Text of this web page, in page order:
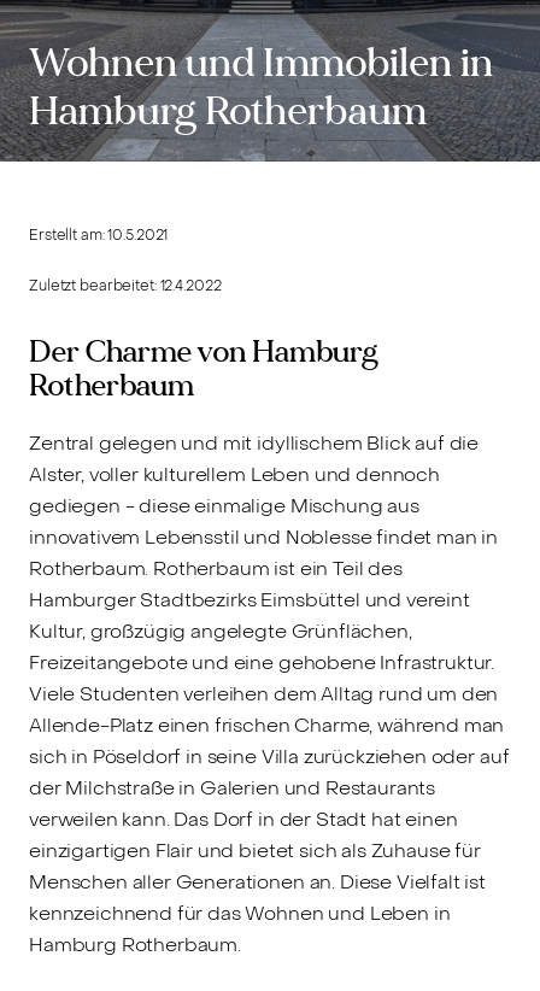
Wohnen und Immobilen in
Hamburg Rotherbaum
Erstellt am:10.5.2021
Zuletzt bearbeitet:12.4.2022
Der Charme von Hamburg
Rotherbaum
Zentral gelegen und mit idyllischem Blick auf die
Alster, voller kulturellem Leben und dennoch
gediegen - diese einmalige Mischung aus
innovativem Lebensstil und Noblesse findet man in
Rotherbaum. Rotherbaum ist ein Teil des
Hamburger Stadtbezirks Eimsbüttel und vereint
Kultur, großzügig angelegte Grünflächen,
Freizeitangebote und eine gehobene Infrastruktur.
Viele Studenten verleihen dem Alltag rund um den
Allende-Platz einen frischen Charme, während man
sich in Pöseldorf in seine Villa zurückziehen oder auf
der Milchstraße in Galerien und Restaurants
verweilen kann. Das Dorf in der Stadt hat einen
einzigartigen Flair und bietet sich als Zuhause für
Menschen aller Generationen an. Diese Vielfalt ist
kennzeichnend für das Wohnen und Leben in
Hamburg Rotherbaum.